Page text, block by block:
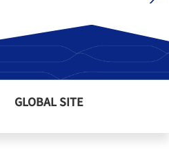
GLOBAL SITE